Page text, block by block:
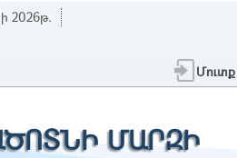
2026թ.
Մուտք
ՄԱՐԶԻ